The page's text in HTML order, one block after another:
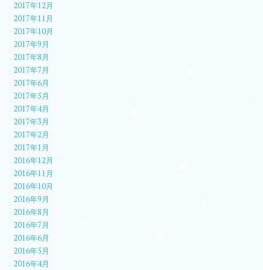
2017年12月
2017年11月
2017年10月
2017年9月
2017年8月
2017年7月
2017年6月
2017年5月
2017年4月
2017年3月
2017年2月
2017年1月
2016年12月
2016年11月
2016年10月
2016年9月
2016年8月
2016年7月
2016年6月
2016年5月
2016年4月